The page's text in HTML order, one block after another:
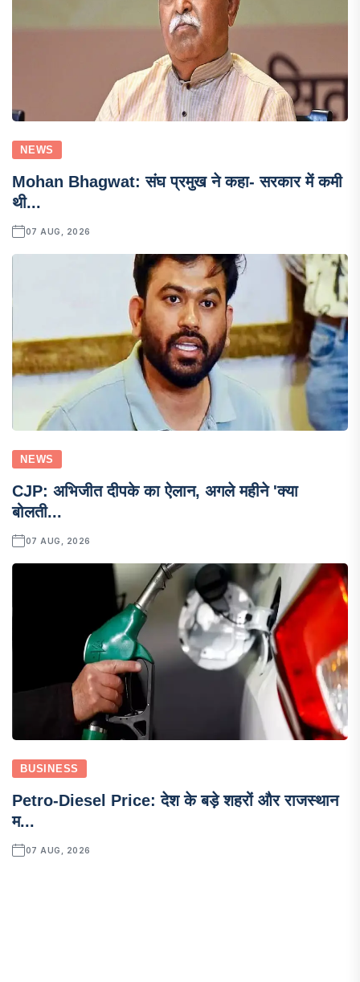
NEWS
Mohan Bhagwat: संघ प्रमुख ने कहा- सरकार में कमी
थी...
07 AUG, 2026
NEWS
CJP: अभिजीत दीपके का ऐलान, अगले महीने 'क्या
बोलती...
07 AUG, 2026
BUSINESS
Petro-Diesel Price: देश के बड़े शहरों और राजस्थान
म...
07 AUG, 2026